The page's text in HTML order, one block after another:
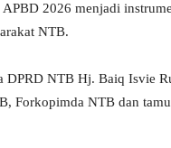
APBD 2026 menjadi
NTB.
DPRD NTB Hj. Baiq Isvie
Forkopimda NTB dan